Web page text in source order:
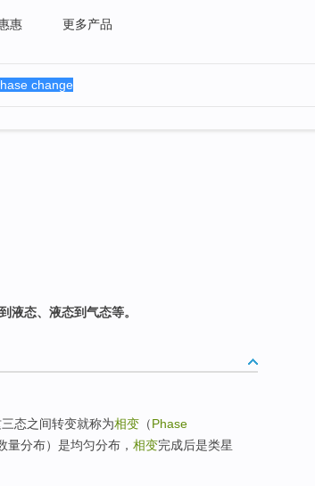
惠 更多产品
液态、液态到气态等。
态之间转变就称为相变 （Phase
分布）是均匀分布， 相变完成后是类星